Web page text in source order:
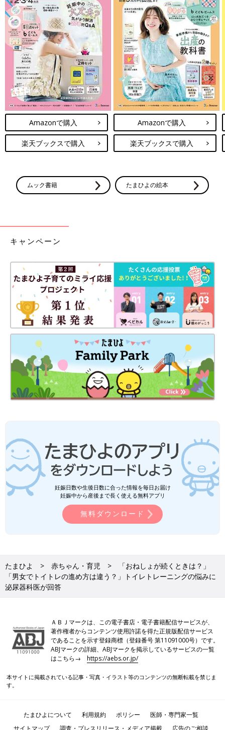
一般的に5歳以上で夜尿が残っている場合は、受診の対象になり
ますが、私は7歳半ぐらいまでは様子を見ていいと思っていま
す。日中のおもらしがほぼなければ、それほど心配しなくて大丈
夫でしょう。7歳半ぐらいで夜尿が自然に治る率が高くなるとい
う論文もありますし、実際に夜尿が残っていても7～8歳になる
と、かなり頻度が減ってくる子もいます。
ただ、「もうすぐ6歳で夜尿だけでなく、日中のおもらしもたび
たびある」という場合は、別に何か問題が隠れている場合があり
ます。一度医師に相談することをおすすめします。
Q6 トイレでうんちができるようになるのはいつごろ？
に座らせてみようと思っています。先輩ママ・パパから、おしっ
こより先にうんちがトイレでできるようになった話と、うんちだ
【佐藤先生】いつうんちがトイレでできるかは、個人差
が大きいもの。遅くてもあせらないで
おしっこやうんちを出すときに使う骨盤の筋肉は1歳6カ月以降に
成熟するといわれています。そういう意味でおしっこのトイトレ
と同じく1歳6カ月ごろから可能と考えられますが、まずはトイレ
の意識づけから始めることが大事です。いきなり「トイレでうん
ちをしなさい」と言っても無理があります。2～3歳代を目安に子
どもの成長の様子を見ながらトイレでできるよう促していくとい
いでしょう。
おしっこはおなかに力を入れて出すものでなく、便座に座れば自
然に出始めるものですが、うんちはそうではありません。子ども
によっては「うんちはおむつでしたい」などのこだわりがあり、
おしっこがトイレでできるようになっても、うんちはなかなかト
イレでできないということも少なくないです。遅くてもあせるこ
一方で、おしっこより先にトイレでうんちができるようになる子
も。そのため、うんちがいつごろトイレでできるかは、2～5歳ご
ろと、個人差がかなり大きいです。
Q7 5歳になったばかり。外出前や寝る前にはトイレに行
かせたいのに、嫌がります
おむつははずれていて、おもらしやおねしょはほぼありません
て」と言うのはよくないでしょうか？
【佐藤先生】無理強いは避けて。尿意がわかるのはその
子の蓄尿機能の成熟によります
親の気持ちはわかりますが、排せつを強制するのはよくありませ
ん。出ないものは出ないのです。
注意したいのは、排せつを強く促すことの弊害です。尿意がない
のに頻繁にトイレに座らせられることで、膀胱におしっこをため
る練習ができず、頻尿傾向になってしまうことがあります。ま
た、女の子の場合は、おなかに力を入れておしっこを出す間違っ
大人になると、「昼休みにトイレを済ませておこう」ということ
Amazonで購入
楽天ブックスで購入
Amazonで購入
楽天ブックスで購入
ムック書籍 たまひよの絵本
キャンペーン
妊娠日数や生後日数に合った情報を毎日お届け
妊娠中から産後まで長く使える無料アプリ
無料ダウンロード
たまひよ 赤ちゃん・育児
「おねしょが続くときは？」
「男女でトイトレの進め方は違う？」トイレトレーニングの悩みに
泌尿器科医が回答
ＡＢＪマークは、この電子書店・電子書籍配信サービスが、
著作権者からコンテンツ使用許諾を得た正規版配信サービス
であることを示す登録商標（登録番号 第11091000号）です。
ABJマークの詳細、ABJマークを掲示しているサービスの一覧
はこちら→https://aebs.or.jp/
本サイトに掲載されている記事・写真・イラスト等のコンテンツの無断転載を禁じま
す。
たまひよについて 利用規約 ポリシー
医師・専門家一覧